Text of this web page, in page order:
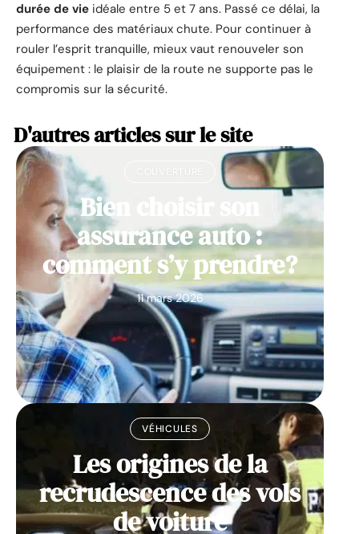
durée de vie idéale entre 5 et 7 ans. Passé ce délai, la
performance des matériaux chute. Pour continuer à
rouler l’esprit tranquille, mieux vaut renouveler son
équipement : le plaisir de la route ne supporte pas le
compromis sur la sécurité.
D'autres articles sur le site
Bien choisir son
assurance auto :
comment s’y prendre?
11 mars 2026
VÉHICULES
Les origines de la
recrudescence des vols
de voiture